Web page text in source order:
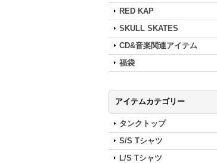
RED KAP
SKULL SKATES
CD&音楽関連アイテム
福袋
アイテムカテゴリー
タンクトップ
S/S Tシャツ
L/S Tシャツ